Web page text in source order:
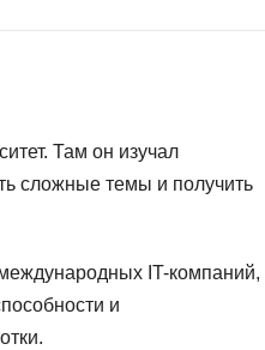
Там он изучал
сложные темы и получить
IT-компаний,
и